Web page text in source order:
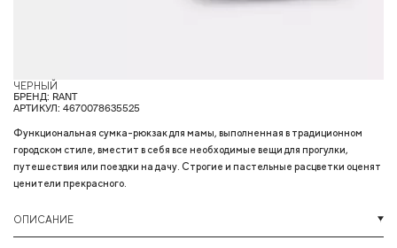
ЧЕРНЫЙ
БРЕНД: RANT
АРТИКУЛ: 4670078635525
Функциональная сумка-рюкзак для мамы, выполненная в традиционном
городском стиле, вместит в себя все необходимые вещи для прогулки,
путешествия или поездки на дачу. Строгие и пастельные расцветки оценят
ценители прекрасного.
ОПИСАНИЕ